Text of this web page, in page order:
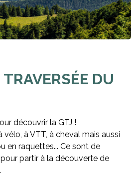
DU
découvrir la GTJ !
vélo, à VTT, à cheval mais aussi
en raquettes... Ce sont de
partir à la découverte de